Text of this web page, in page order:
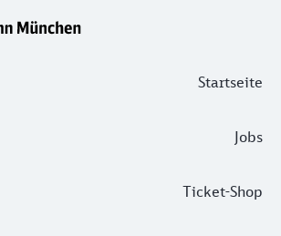
Startseite
Jobs
Ticket-Shop